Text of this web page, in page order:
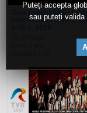
Puteți accepta
sau puteți valida
Gala Festivalului -
International pentru